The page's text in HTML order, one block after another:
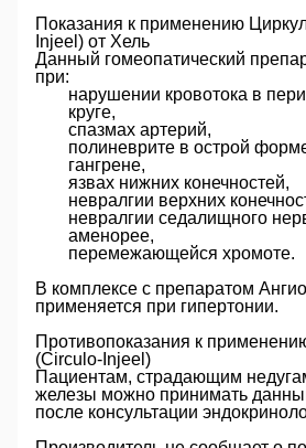
Показания к применению
Injeel) от Хель
Данный гомеопатический
при:
нарушении кровотока в
круге,
спазмах артерий,
полиневрите в острой
гангрене,
язвах нижних конечностей,
невралгии верхних
невралгии седалищного
аменорее,
перемежающейся хромоте.
В комплексе с препаратом
применяется при гипертонии.
Противопоказания к
(Circulo-Injeel)
Пациентам, страдающим
железы можно принимать
после консультации